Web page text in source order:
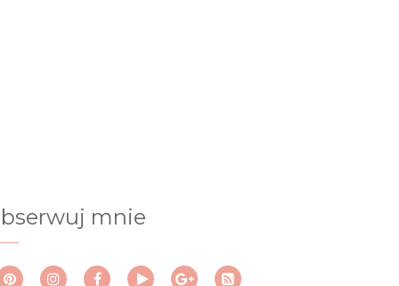
mnie